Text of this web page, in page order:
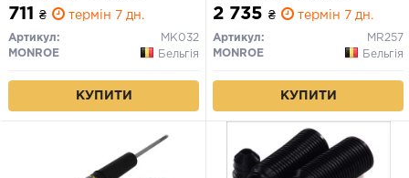
80 B2, 80 B3, 80 B4, 90 B2,
90 B3, CABRIOLET B3,
COUPE B2, COUPE B3 VW
PASSAT B2, SANTANA 1.3-2.8
711 ₴ термін 7 дн.
Артикул:
MK032
MONROE
Бельгія
КУПИТИ
2 735 ₴ термін 7 дн.
Артикул:
MR257
MONROE
Бельгія
КУПИТИ